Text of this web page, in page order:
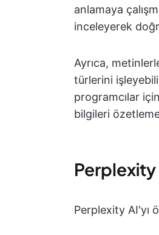
anlamaya
inceleyerek
Ayrıca,
türlerini
programcılar
bilgileri
Perplexity AI'yı